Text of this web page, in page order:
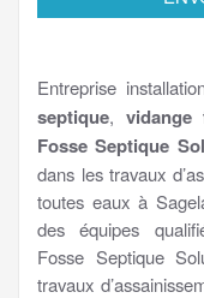
Entreprise
septique, vidange
Fosse Septique
dans les travaux
toutes eaux à
des équipes
Fosse Septique
travaux